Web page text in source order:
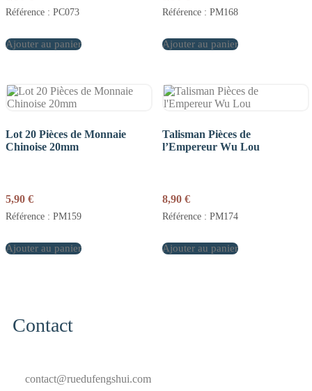
Référence : PC073
Ajouter au panier
Référence : PM168
Ajouter au panier
Lot 20 Pièces de Monnaie
Chinoise 20mm
5,90 €
Référence : PM159
Ajouter au panier
Talisman Pièces de
l’Empereur Wu Lou
8,90 €
Référence : PM174
Ajouter au panier
Contact
contact@ruedufengshui.com